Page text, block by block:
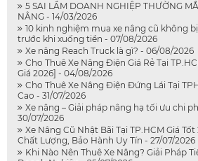
5 SAI LẦM DOANH NGHIỆP THƯỜNG
NÂNG - 14/03/2026
10 kinh nghiệm mua xe nâng cũ không
trước khi xuống tiền - 07/08/2026
Xe nâng Reach Truck là gì? - 06/08/2026
Cho Thuê Xe Nâng Điện Giá Rẻ Tại
Giá 2026] - 04/08/2026
Cho Thuê Xe Nâng Điện Đứng Lái Tại
Cao - 31/07/2026
Xe nâng – Giải pháp nâng hạ tối ưu chi
30/07/2026
Xe Nâng Cũ Nhật Bãi Tại TP.HCM Giá
Chất Lượng, Bảo Hành Uy Tín - 27/07/2026
Khi Nào Nên Thuê Xe Nâng? Giải Pháp